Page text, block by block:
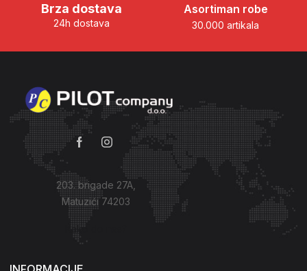
Brza dostava
24h dostava
Asortiman robe
30.000 artikala
203. brigade 27A,
Matuzići 74203
Kako do nas?